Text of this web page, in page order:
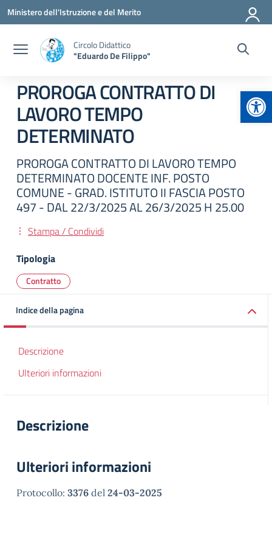
Vai ai contenuti
Vai al menu di navigazione
Vai al footer
Ministero dell'Istruzione e del Merito
Circolo Didattico
"Eduardo De Filippo"
PROROGA CONTRATTO DI
LAVORO TEMPO
DETERMINATO
PROROGA CONTRATTO DI LAVORO TEMPO
DETERMINATO DOCENTE INF. POSTO
COMUNE - GRAD. ISTITUTO II FASCIA POSTO
497 - DAL 22/3/2025 AL 26/3/2025 H 25.00
Stampa / Condividi
Tipologia
Contratto
Indice della pagina
Descrizione
Ulteriori informazioni
Descrizione
Ulteriori informazioni
Protocollo: 3376 del 24-03-2025